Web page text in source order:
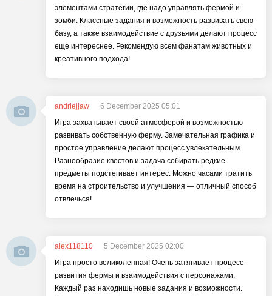
элементами стратегии, где надо управлять фермой и
зомби. Классные задания и возможность развивать свою
базу, а также взаимодействие с друзьями делают процесс
еще интереснее. Рекомендую всем фанатам животных и
креативного подхода!
andriejjaw
6 December 2025 05:01
Игра захватывает своей атмосферой и возможностью
развивать собственную ферму. Замечательная графика и
простое управление делают процесс увлекательным.
Разнообразие квестов и задача собирать редкие
предметы подстегивает интерес. Можно часами тратить
время на строительство и улучшения — отличный способ
отвлечься!
alex118110
5 December 2025 02:00
Игра просто великолепная! Очень затягивает процесс
развития фермы и взаимодействия с персонажами.
Каждый раз находишь новые задания и возможности.